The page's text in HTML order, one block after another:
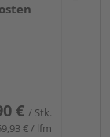
€ / Stk.
€ / lfm